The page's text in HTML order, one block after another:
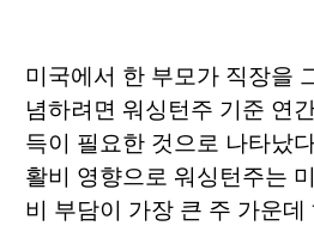
미국에서 한 부모가 직장을
념하려면 워싱턴주 기준 연
득이 필요한 것으로 나타났
활비 영향으로 워싱턴주는
비 부담이 가장 큰 주 가운